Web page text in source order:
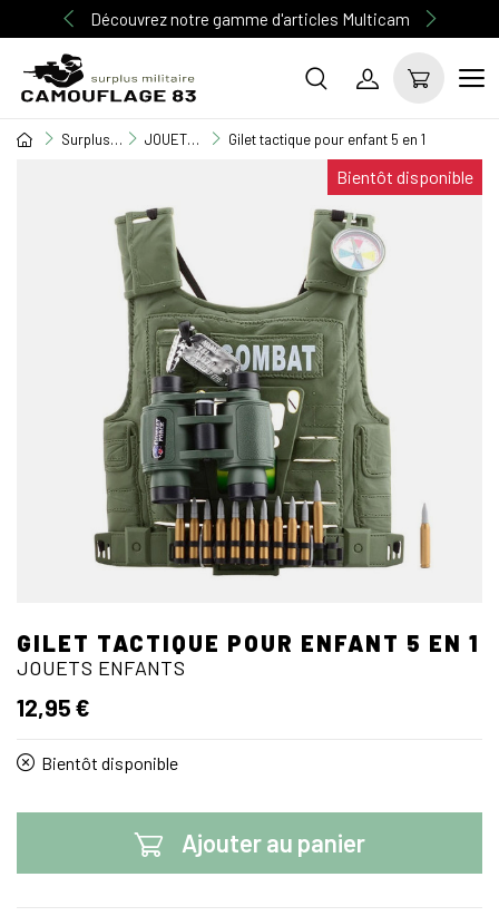
Découvrez notre gamme d'articles Multicam
Surplus Militaire JOUETS ENFANTS Gilet tactique pour enfant 5 en 1
Bientôt disponible
GILET TACTIQUE POUR ENFANT 5 EN 1
JOUETS ENFANTS
12,95 €
Bientôt disponible
Ajouter au panier